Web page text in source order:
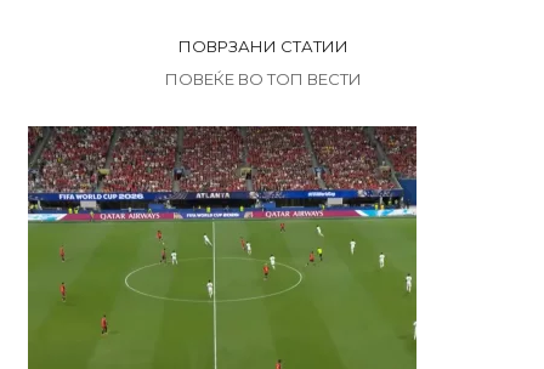
ПОВРЗАНИ СТАТИИ
ПОВЕЌЕ ВО ТОП ВЕСТИ